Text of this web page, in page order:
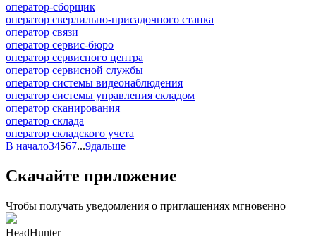
оператор-сборщик
оператор сверлильно-присадочного станка
оператор связи
оператор сервис-бюро
оператор сервисного центра
оператор сервисной службы
оператор системы видеонаблюдения
оператор системы управления складом
оператор сканирования
оператор склада
оператор складского учета
В начало34567...9дальше
Скачайте приложение
Чтобы получать уведомления о приглашениях мгновенно
HeadHunter